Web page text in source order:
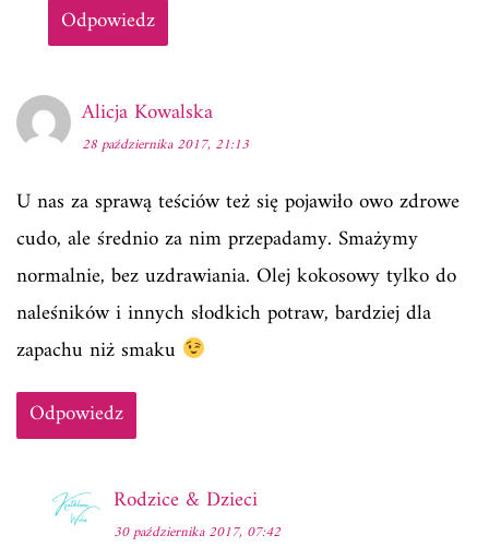
Odpowiedz
Alicja Kowalska
28 października 2017, 21:13
U nas za sprawą teściów też się pojawiło owo zdrowe
cudo, ale średnio za nim przepadamy. Smażymy
normalnie, bez uzdrawiania. Olej kokosowy tylko do
naleśników i innych słodkich potraw, bardziej dla
zapachu niż smaku
Odpowiedz
Rodzice & Dzieci
30 października 2017, 07:42